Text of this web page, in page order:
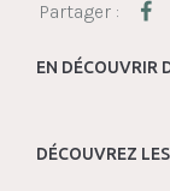
EN DÉCOUVRIR
DÉCOUVREZ